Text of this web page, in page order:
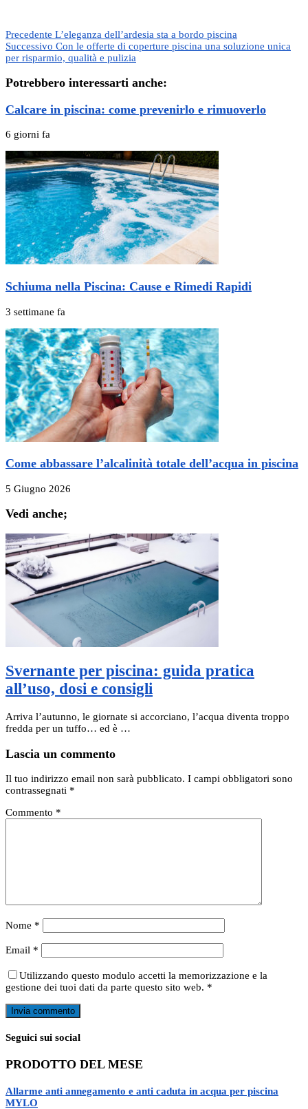
Precedente L’eleganza dell’ardesia sta a bordo piscina
Successivo Con le offerte di coperture piscina una soluzione unica
per risparmio, qualità e pulizia
Potrebbero interessarti anche:
Calcare in piscina: come prevenirlo e rimuoverlo
6 giorni fa
Schiuma nella Piscina: Cause e Rimedi Rapidi
3 settimane fa
Come abbassare l’alcalinità totale dell’acqua in piscina
5 Giugno 2026
Vedi anche;
Svernante per piscina: guida pratica
all’uso, dosi e consigli
Arriva l’autunno, le giornate si accorciano, l’acqua diventa troppo
fredda per un tuffo… ed è …
Lascia un commento
Il tuo indirizzo email non sarà pubblicato. I campi obbligatori sono
contrassegnati *
Commento *
Nome *
Email *
Utilizzando questo modulo accetti la memorizzazione e la
gestione dei tuoi dati da parte questo sito web. *
Seguici sui social
PRODOTTO DEL MESE
Allarme anti annegamento e anti caduta in acqua per piscina
MYLO